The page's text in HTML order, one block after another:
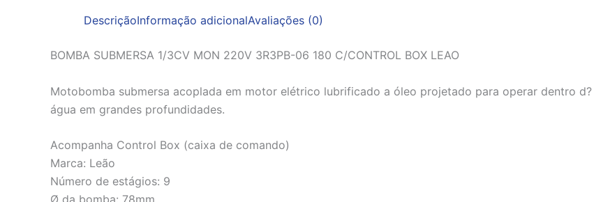
DescriçãoInformação adicionalAvaliações (0)
BOMBA SUBMERSA 1/3CV MON 220V 3R3PB-06 180 C/CONTROL BOX LEAO
Motobomba submersa acoplada em motor elétrico lubrificado a óleo projetado para operar dentro d?
água em grandes profundidades.
Acompanha Control Box (caixa de comando)
Marca: Leão
Número de estágios: 9